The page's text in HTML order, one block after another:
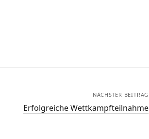
NÄCHSTER BEITRAG
Erfolgreiche Wettkampfteilnahme